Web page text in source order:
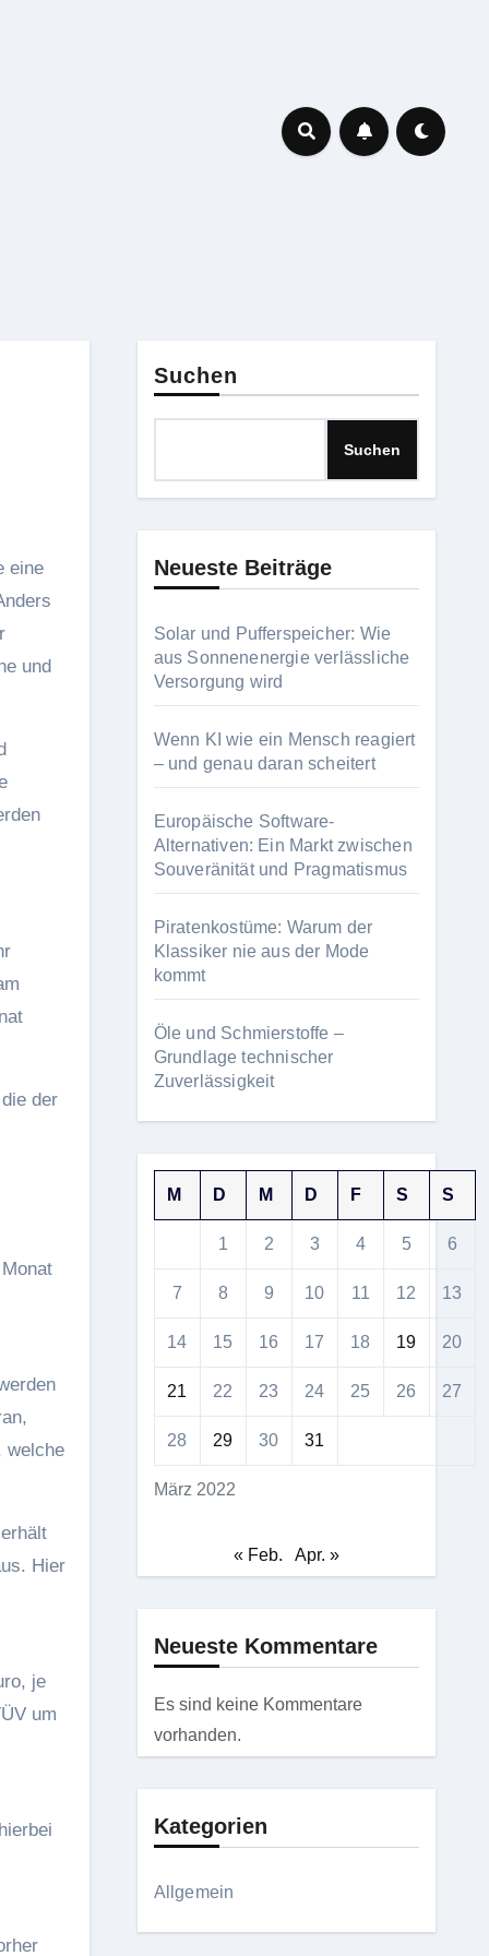
eine
und
der
welche
Hier
je
um
Suchen
Suchen
Neueste Beiträge
Solar und Pufferspeicher: Wie
aus Sonnenenergie verlässliche
Versorgung wird
Wenn KI wie ein Mensch reagiert
– und genau daran scheitert
Europäische Software-
Alternativen: Ein Markt zwischen
Souveränität und Pragmatismus
Piratenkostüme: Warum der
Klassiker nie aus der Mode
kommt
Öle und Schmierstoffe –
Grundlage technischer
Zuverlässigkeit
März 2022
M D M D F S S
1 2 3 4 5 6
7 8 9 10 11 12 13
14 15 16 17 18 19 20
21 22 23 24 25 26 27
28 29 30 31
« Feb. Apr. »
Neueste Kommentare
Es sind keine Kommentare
vorhanden.
Kategorien
Allgemein